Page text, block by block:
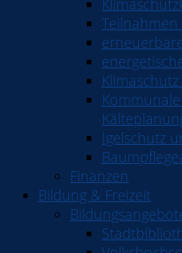
Igelschutz
Finanzen
Bildung & Freizeit